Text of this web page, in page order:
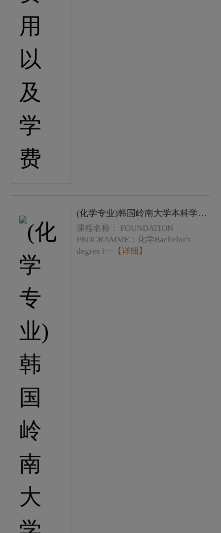
(化学专业)韩国岭南大学本科学士学位课程费用以及学费
课程名称： FOUNDATION
PROGRAMME：化学Bachelor's
degree i···
【详细】